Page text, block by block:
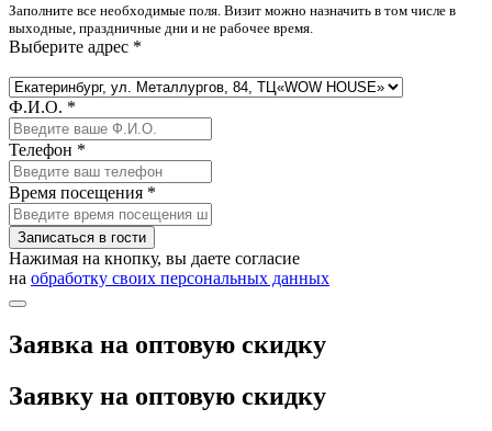
Заполните все необходимые поля. Визит можно назначить в том числе в
выходные, праздничные дни и не рабочее время.
Выберите адрес *
Ф.И.О. *
Телефон *
Время посещения *
Записаться в гости
Нажимая на кнопку, вы даете согласие
на обработку своих персональных данных
Заявка на оптовую скидку
Заявку на оптовую скидку